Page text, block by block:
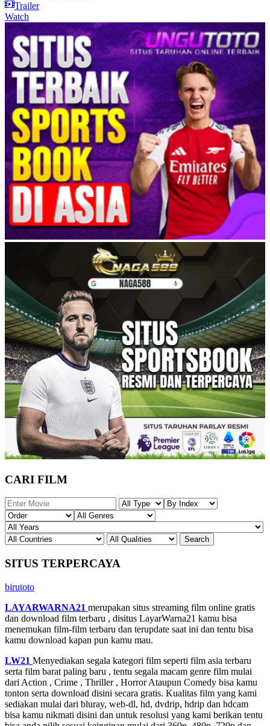
Trailer
Watch
CARI FILM
SITUS TERPERCAYA
birutoto
LAYARWARNA21 merupakan situs streaming film online gratis
dan download film terbaru , disitus LayarWarna21 kamu bisa
menemukan film-film terbaru dan terupdate saat ini dan tentu bisa
kamu download kapan pun kamu mau.
LW21 Menyediakan segala kategori film seperti film asia terbaru
serta film barat paling baru , tentu segala macam genre film mulai
dari Action , Crime , Thriller , Horror Ataupun Comedy bisa kamu
tonton serta download disini secara gratis. Kualitas film yang kami
sediakan mulai dari bluray, web-dl, hd, dvdrip, hdrip dan hdcam
bisa kamu nikmati disini dan untuk resolusi yang kami berikan tentu